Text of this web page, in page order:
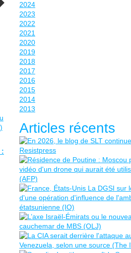
:
2024
2023
2022
2021
2020
2019
2018
2017
2016
2015
2014
2013
Articles récents